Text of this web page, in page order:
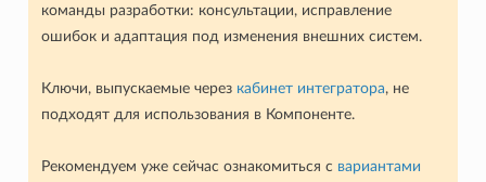
команды разработки: консультации, исправление
ошибок и адаптация под изменения внешних систем.
Ключи, выпускаемые через кабинет интегратора, не
подходят для использования в Компоненте.
Рекомендуем уже сейчас ознакомиться с вариантами